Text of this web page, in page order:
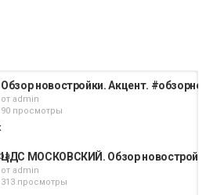
Обзор новостройки. Акцент.
от admin
90 просмотры
ЦДС МОСКОВСКИЙ. Обзор новостройки
от admin
313 просмотры